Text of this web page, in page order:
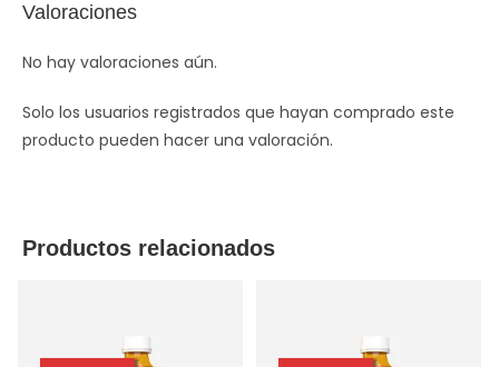
Valoraciones
No hay valoraciones aún.
Solo los usuarios registrados que hayan comprado este
producto pueden hacer una valoración.
Productos relacionados